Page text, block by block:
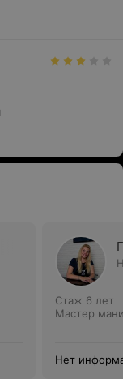
Стаж 6 лет
Мастер
Нет